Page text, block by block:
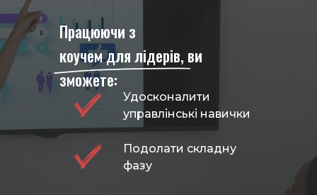
Працюючи з
коучем для лідерів, ви
зможете:
Удосконалити
управлінські навички
Подолати складну
фазу